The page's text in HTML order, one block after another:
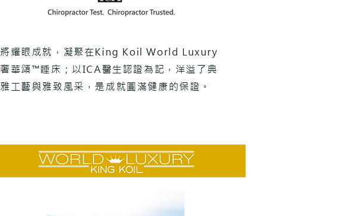
將耀眼成就，凝聚在King Koil World Luxury
奢華頌™睡床；以ICA醫生認證為記，洋溢了典
雅工藝與雅致風采，​是成就圓滿健康的保證。